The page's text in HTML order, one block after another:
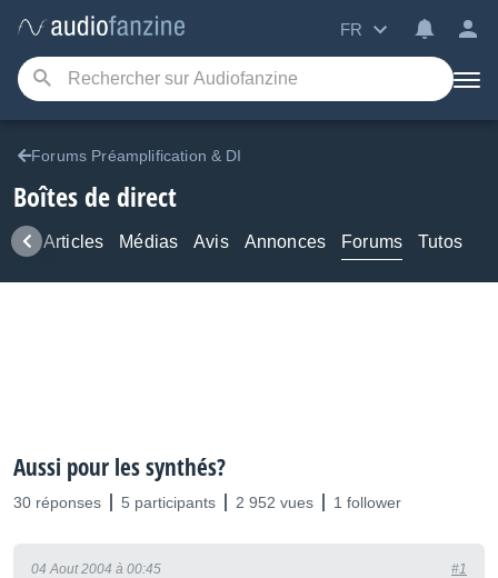
FR
Forums Préamplification & DI
Boîtes de direct
Articles Médias Avis Annonces Forums Tutos
Aussi pour les synthés?
30 réponses 5 participants 2 952 vues 1 follower
04 Aout 2004 à 00:45 #1